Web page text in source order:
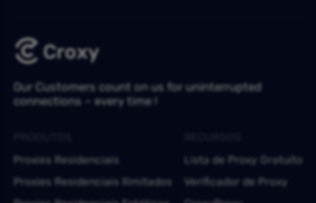
Our Customers count on us for uninterrupted
connections – every time !
Proxies Residenciais
Proxies Residenciais Ilimitados
Lista de Proxy Gratuito
Verificador de Proxy